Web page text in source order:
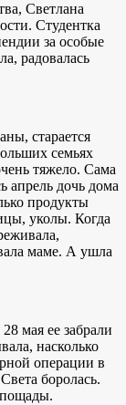
Светлана
Студентка
за особые
радовалась
старается
семьях
тяжело. Сама
апрель дочь дома
продукты
уколы. Когда
маме. А ушла
мая ее забрали
насколько
операции в
боролась.
пощады.